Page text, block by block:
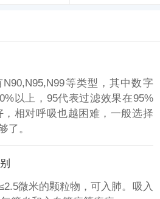
等类型，其中数字
以上，95代表过滤效果在95%
，相对呼吸也越困难，一般选择
了。
微米的颗粒物，可入肺。吸入